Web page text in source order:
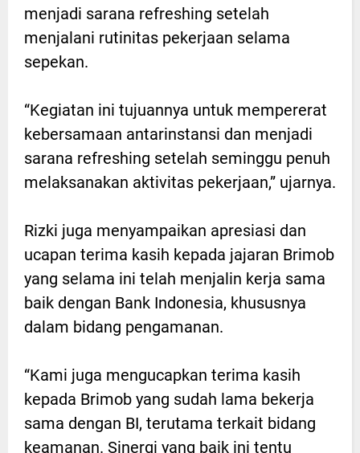
menjadi sarana refreshing setelah
menjalani rutinitas pekerjaan selama
sepekan.
“Kegiatan ini tujuannya untuk mempererat
kebersamaan antarinstansi dan menjadi
sarana refreshing setelah seminggu penuh
melaksanakan aktivitas pekerjaan,” ujarnya.
Rizki juga menyampaikan apresiasi dan
ucapan terima kasih kepada jajaran Brimob
yang selama ini telah menjalin kerja sama
baik dengan Bank Indonesia, khususnya
dalam bidang pengamanan.
“Kami juga mengucapkan terima kasih
kepada Brimob yang sudah lama bekerja
sama dengan BI, terutama terkait bidang
keamanan. Sinergi yang baik ini tentu